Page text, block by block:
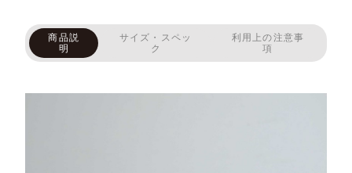
商品説
明
サイズ・スペッ
ク
利用上の注意事
項